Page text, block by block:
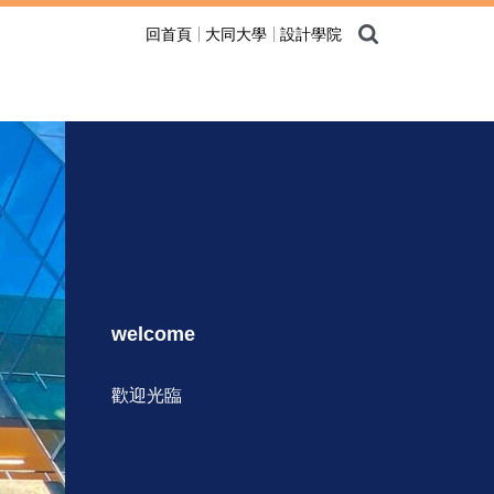
回首頁 大同大學 設計學院
welcome
歡迎光臨